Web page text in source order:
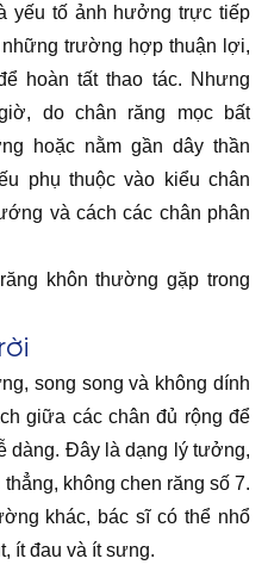
yếu tố ảnh hưởng trực tiếp
trường hợp thuận lợi,
hoàn tất thao tác. Nhưng
do chân răng mọc bất
hoặc nằm gần dây thần
phụ thuộc vào kiểu chân
và cách các chân phân
khôn thường gặp trong
song song và không dính
giữa các chân đủ rộng để
dàng. Đây là dạng lý tưởng,
không chen răng số 7.
khác, bác sĩ có thể nhổ
ít đau và ít sưng.